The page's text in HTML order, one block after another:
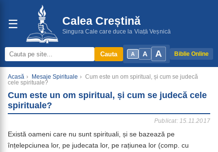
☰ Calea Creștină
Singura Cale care duce la Viață Veșnică
A A A Biblie Online
Cauta
Acasă › Mesaje Spirituale › Cum este un om spiritual, și cum se judecă
cele spirituale?
Cum este un om spiritual, și cum se judecă cele
spirituale?
Publicat: 15.11.2017
Există oameni care nu sunt spirituali, și se bazează pe
înțelepciunea lor, pe judecata lor, pe rațiunea lor (comp. cu